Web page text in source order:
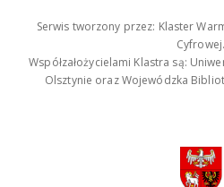
Serwis tworzony przez: Klaster
Cyfrowej.
Współzałożycielami Klastra są:
Olsztynie oraz Wojewódzka